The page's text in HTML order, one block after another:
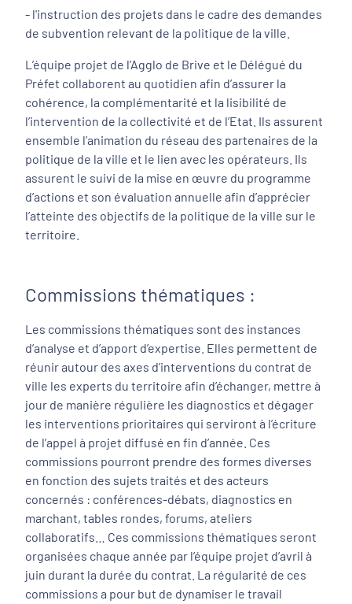
- l'instruction des projets dans le cadre des demandes
de subvention relevant de la politique de la ville.
L’équipe projet de l’Agglo de Brive et le Délégué du
Préfet collaborent au quotidien afin d’assurer la
cohérence, la complémentarité et la lisibilité de
l’intervention de la collectivité et de l’Etat. Ils assurent
ensemble l’animation du réseau des partenaires de la
politique de la ville et le lien avec les opérateurs. Ils
assurent le suivi de la mise en œuvre du programme
d’actions et son évaluation annuelle afin d’apprécier
l’atteinte des objectifs de la politique de la ville sur le
territoire.
Commissions thématiques :
Les commissions thématiques sont des instances
d’analyse et d’apport d’expertise. Elles permettent de
réunir autour des axes d’interventions du contrat de
ville les experts du territoire afin d’échanger, mettre à
jour de manière régulière les diagnostics et dégager
les interventions prioritaires qui serviront à l’écriture
de l’appel à projet diffusé en fin d’année. Ces
commissions pourront prendre des formes diverses
en fonction des sujets traités et des acteurs
concernés : conférences-débats, diagnostics en
marchant, tables rondes, forums, ateliers
collaboratifs… Ces commissions thématiques seront
organisées chaque année par l’équipe projet d’avril à
juin durant la durée du contrat. La régularité de ces
commissions a pour but de dynamiser le travail